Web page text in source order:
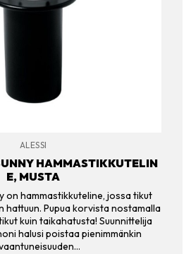
ALESSI
HAMMASTIKKUTELIN
E, MUSTA
on hammastikkuteline, jossa tikut
hattuun. Pupua korvista nostamalla
kuin taikahatusta! Suunnittelija
halusi poistaa pienimmänkin